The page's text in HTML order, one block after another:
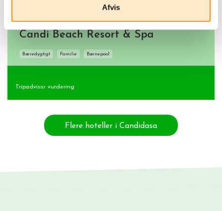
Afvis
Hotel - Bali - Candidasa
Candi Beach Resort & Spa
Bæredygtigt Familie Børnepool
Tripadvisor vurdering
Flere hoteller i Candidasa